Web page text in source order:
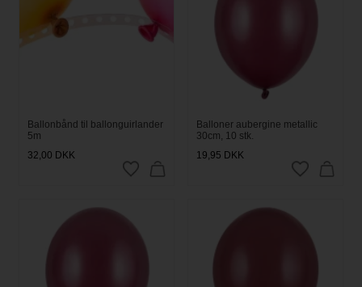
Ballonbånd til ballonguirlander
5m
32,00 DKK
Balloner aubergine metallic
30cm, 10 stk.
19,95 DKK